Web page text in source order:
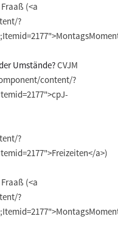
(<a
?
Umstände?CVJM
content/?
?
a>)
(<a
?